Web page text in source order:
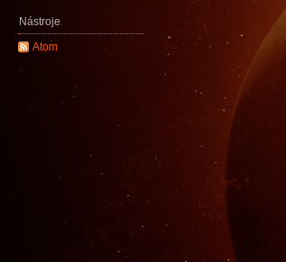
Nástroje
Atom